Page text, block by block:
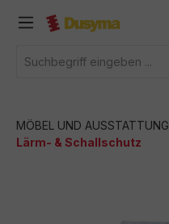
springen
MÖBEL UND AUSSTATTUNG
Lärm- & Schallschutz